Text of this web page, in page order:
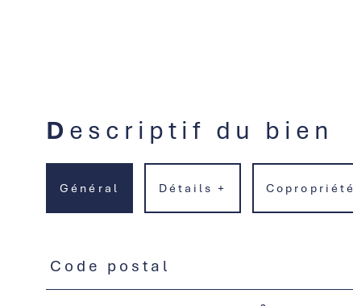
Descriptif du bien
Général Détails + Copropriété
TRAD_PAMPERO_Caracteristique
Code postal